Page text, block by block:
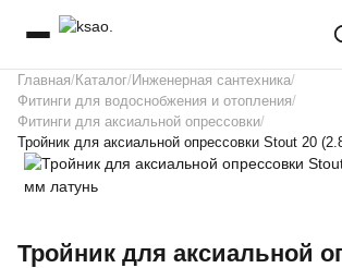
Главная Каталог Инженерная сантехника
Фитинги для водоснобжения и отопления
Фитинги для аксиальной опрессовки
Тройник для аксиальной опрессовки Stout 20
Тройник для аксиальной